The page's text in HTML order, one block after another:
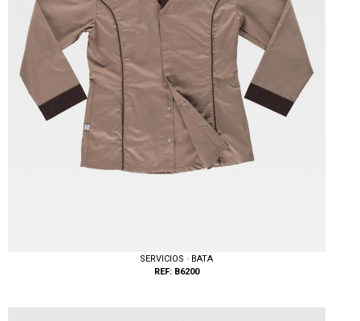
SERVICIOS · BATA
REF: B6200